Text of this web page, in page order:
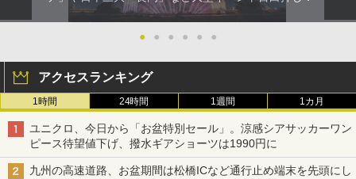
● ● ● ● ● ●
アクセスランキング
1時間 24時間 1週間 1カ月
ユニクロ、今日から「お盆特別セール」。涼感シアサッカーワン
ピース待望値下げ、撥水ギアショーツは1990円に
九州の高速道路、お盆期間は松橋ICなど通行止め端末を先頭にし